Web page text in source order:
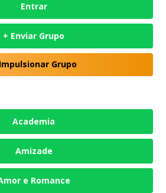
Entrar
+ Enviar Grupo
Impulsionar Grupo
Academia
Amizade
e Romance